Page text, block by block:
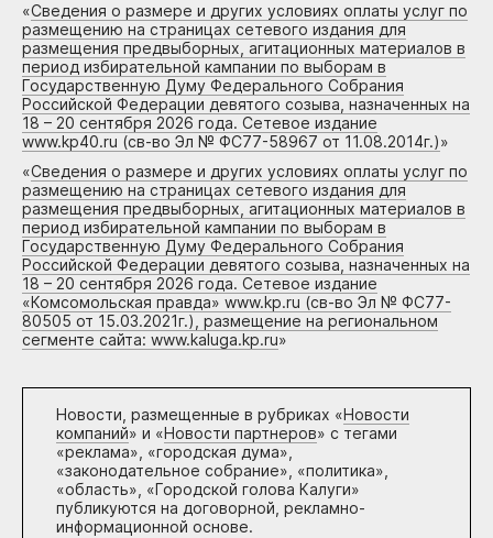
«Сведения о размере и других условиях оплаты услуг по
размещению на страницах сетевого издания для
размещения предвыборных, агитационных материалов в
период избирательной кампании по выборам в
Государственную Думу Федерального Собрания
Российской Федерации девятого созыва, назначенных на
18 – 20 сентября 2026 года. Сетевое издание
www.kp40.ru (св-во Эл № ФС77-58967 от 11.08.2014г.)»
«Сведения о размере и других условиях оплаты услуг по
размещению на страницах сетевого издания для
размещения предвыборных, агитационных материалов в
период избирательной кампании по выборам в
Государственную Думу Федерального Собрания
Российской Федерации девятого созыва, назначенных на
18 – 20 сентября 2026 года. Сетевое издание
«Комсомольская правда» www.kp.ru (св-во Эл № ФС77-
80505 от 15.03.2021г.), размещение на региональном
сегменте сайта: www.kaluga.kp.ru»
Новости, размещенные в рубриках «Новости
компаний» и «Новости партнеров» с тегами
«реклама», «городская дума»,
«законодательное собрание», «политика»,
«область», «Городской голова Калуги»
публикуются на договорной, рекламно-
информационной основе.